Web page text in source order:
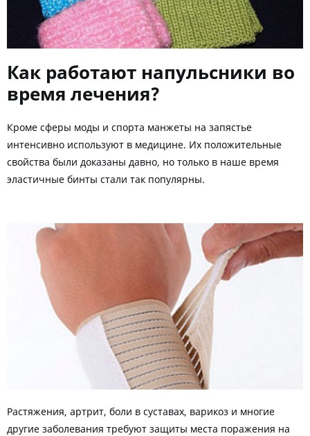
Как работают напульсники во
время лечения?
Кроме сферы моды и спорта манжеты на запястье
интенсивно используют в медицине. Их положительные
свойства были доказаны давно, но только в наше время
эластичные бинты стали так популярны.
Растяжения, артрит, боли в суставах, варикоз и многие
другие заболевания требуют защиты места поражения на